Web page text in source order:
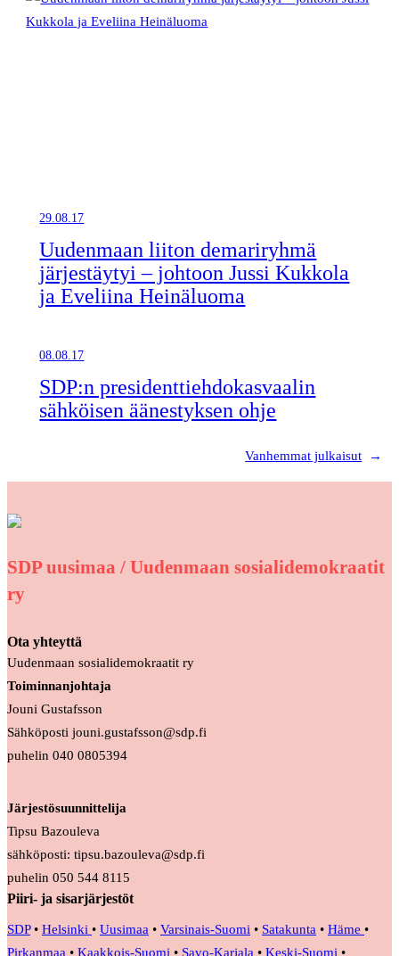
29.08.17
Uudenmaan liiton demariryhmä
järjestäytyi – johtoon Jussi Kukkola
ja Eveliina Heinäluoma
08.08.17
SDP:n presidenttiehdokasvaalin
sähköisen äänestyksen ohje
Vanhemmat julkaisut →
SDP uusimaa / Uudenmaan sosialidemokraatit
ry
Ota yhteyttä
Uudenmaan sosialidemokraatit ry
Toiminnanjohtaja
Jouni Gustafsson
Sähköposti jouni.gustafsson@sdp.fi
puhelin 040 0805394
Järjestösuunnittelija
Tipsu Bazouleva
sähköposti: tipsu.bazouleva@sdp.fi
puhelin 050 544 8115
Piiri- ja sisarjärjestöt
SDP• Helsinki • Uusimaa • Varsinais-Suomi • Satakunta • Häme •
Pirkanmaa • Kaakkois-Suomi • Savo-Karjala • Keski-Suomi •